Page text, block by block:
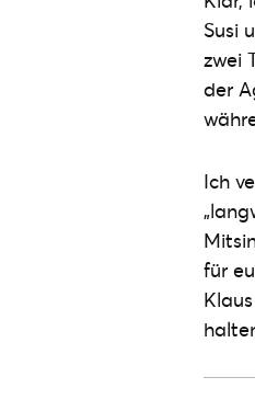
Susi
zwei
der
Ich
für